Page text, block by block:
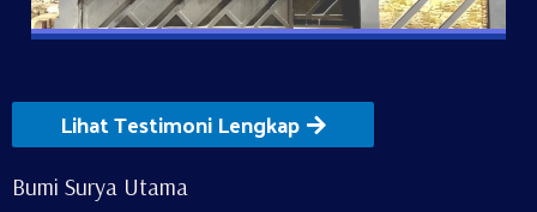
Lihat Testimoni Lengkap
Bumi Surya Utama